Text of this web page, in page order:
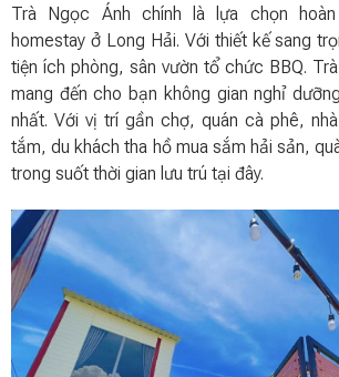
Trà Ngọc Ánh chính là lựa chọn
homestay ở Long Hải. Với thiết kế sang
tiện ích phòng, sân vườn tổ chức BBQ.
mang đến cho bạn không gian nghỉ
nhất. Với vị trí gần chợ, quán cà phê,
tắm, du khách tha hồ mua sắm hải sản,
trong suốt thời gian lưu trú tại đây.